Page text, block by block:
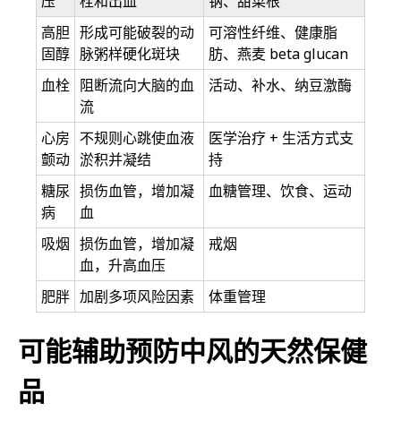
高胆
固醇
形成可能破裂的动
脉粥样硬化斑块
可溶性纤维、健康脂
肪、燕麦 beta glucan
血栓 阻断流向大脑的血
流
活动、补水、纳豆激酶
心房
颤动
不规则心跳使血液
淤积并凝结
医学治疗 + 生活方式支
持
糖尿
病
损伤血管，增加凝
血
血糖管理、饮食、运动
吸烟 损伤血管，增加凝
血，升高血压
戒烟
肥胖 加剧多项风险因素 体重管理
可能辅助预防中风的天然保健
品